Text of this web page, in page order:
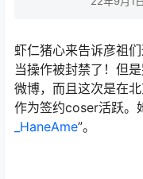
虾仁猪心来告诉彦祖
当操作被封禁了！但
微博，而且这次是在
作为签约coser活跃。
_HaneAme”。